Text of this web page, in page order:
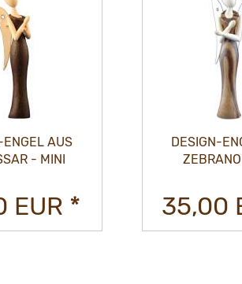
ENGEL AUS
- MINI
EUR *
DESIGN-
35,00